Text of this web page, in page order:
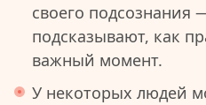
своего подсознания
подсказывают, как
важный момент.
У некоторых людей